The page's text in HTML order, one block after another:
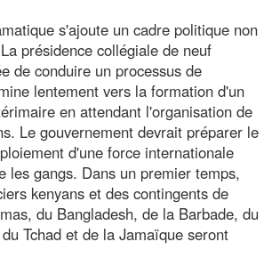
s'ajoute un cadre politique non
présidence collégiale de neuf
de conduire un processus de
lentement vers la formation d'un
en attendant l'organisation de
Le gouvernement devrait préparer le
d'une force internationale
les gangs. Dans un premier temps,
kenyans et des contingents de
du Bangladesh, de la Barbade, du
Tchad et de la Jamaïque seront